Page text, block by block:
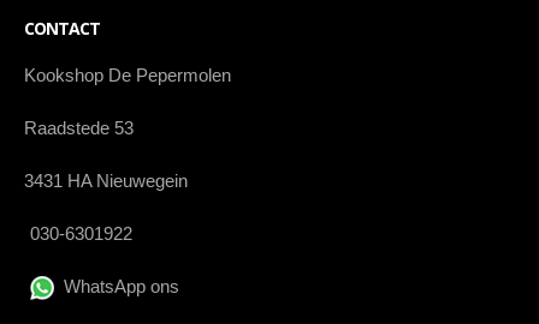
CONTACT
Kookshop De Pepermolen
Raadstede 53
3431 HA Nieuwegein
030-6301922
WhatsApp ons